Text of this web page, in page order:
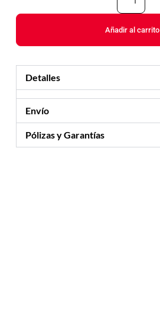
Añadir al carrito
Detalles
Envío
Pólizas y Garantías